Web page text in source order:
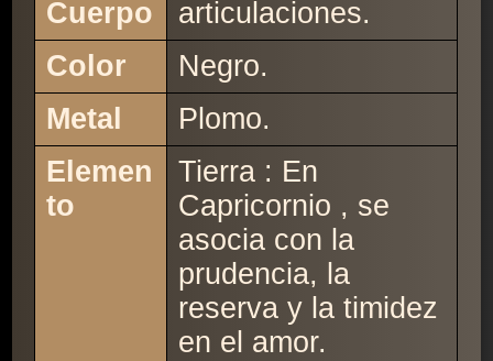
Cuerpo
articulaciones.
Color
Negro.
Metal
Plomo.
Elemen
to
Tierra : En
Capricornio , se
asocia con la
prudencia, la
reserva y la timidez
en el amor.